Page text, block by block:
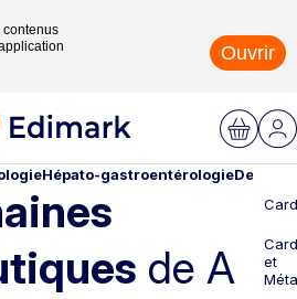
contenus
Ouvrir
Hépato-gastroentérologie
de A
et